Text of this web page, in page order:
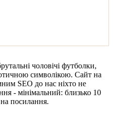
чоловічі футболки,
символікою. Сайт на
SEO до нас ніхто не
- мінімальний: близько 10
посилання.